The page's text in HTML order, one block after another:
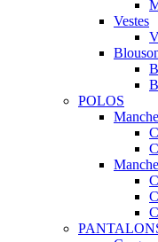
Vestes
POLOS